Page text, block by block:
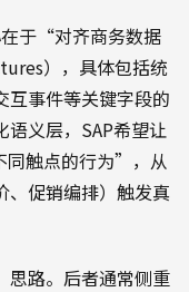
于“对齐商务数据
），具体包括统
互事件等关键字段的
语义层，SAP希望让
同触点的行为”，从
、促销编排）触发真
路。后者通常侧重